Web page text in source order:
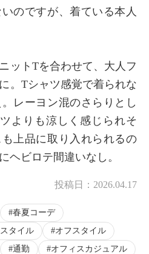
のですが、着ている本人
ットTを合わせて、大人フ
。Tシャツ感覚で着られな
レーヨン混のさらりとし
よりも涼しく感じられそ
上品に取り入れられるの
ヘビロテ間違いなし。
投稿日： 2026.04.17
春夏コーデ
タイル
オフスタイル
通勤
オフィスカジュアル